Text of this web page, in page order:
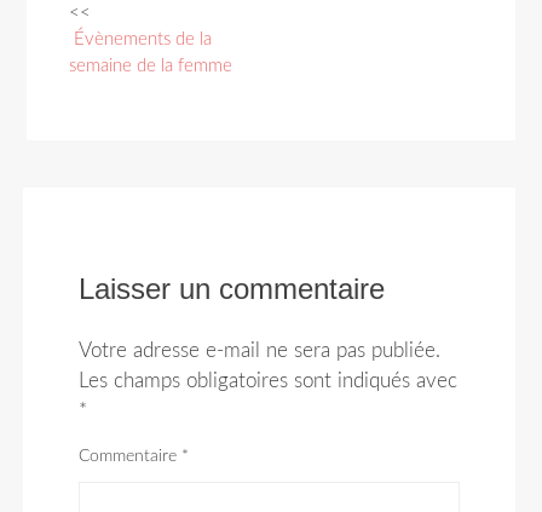
Navigation
des
<<
Évènements de la
semaine de la femme
Laisser un commentaire
Votre adresse e-mail ne sera pas publiée.
Les champs obligatoires sont indiqués avec
*
Commentaire *